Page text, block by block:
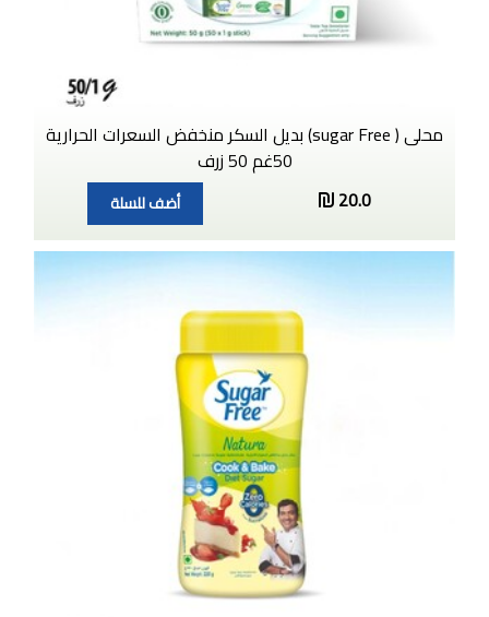
محلى ( sugar Free) بديل السكر منخفض السعرات الحرارية
50غم 50 زرف
20.0
أضف للسلة